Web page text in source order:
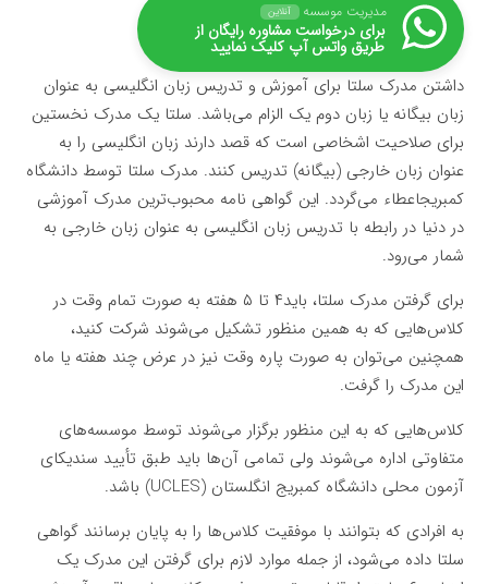
مدیریت موسسه آنلاین
برای درخواست مشاوره رایگان از
طریق واتس آپ کلیک نمایید
داشتن مدرک سلتا برای آموزش و تدریس زبان انگلیسی به عنوان
زبان بیگانه یا زبان دوم یک الزام می‌باشد. سلتا یک مدرک نخستین
برای صلاحیت اشخاصی است که قصد دارند زبان انگلیسی را به
عنوان زبان خارجی (بیگانه) تدریس کنند. مدرک سلتا توسط دانشگاه
کمبریجاعطاء می‌گردد. این گواهی نامه محبوب‌ترین مدرک آموزشی
در دنیا در رابطه با تدریس زبان انگلیسی به عنوان زبان خارجی به
شمار می‌رود.
برای گرفتن مدرک سلتا، باید۴ تا ۵ هفته به صورت تمام وقت در
کلاس‌هایی که به همین منظور تشکیل می‌شوند شرکت کنید،
همچنین می‌توان به صورت پاره وقت نیز در عرض چند هفته یا ماه
این مدرک را گرفت.
کلاس‌هایی که به این منظور برگزار می‌شوند توسط موسسه‌های
متفاوتی اداره می‌شوند ولی تمامی آن‌ها باید طبق تأیید سندیکای
آزمون محلی دانشگاه کمبریج انگلستان (UCLES) باشد.
به افرادی که بتوانند با موفقیت کلاس‌ها را به پایان برسانند گواهی
سلتا داده می‌شود، از جمله موارد لازم برای گرفتن این مدرک یک